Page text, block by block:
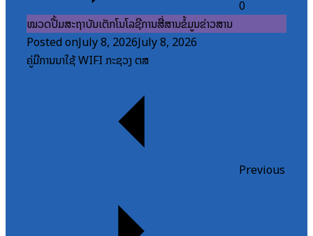
0
ໝວດປື້ມສະຖາບັນເຕັກໂນໂລຊີການສື່ສານຂໍ້ມູນຂ່າວສານ
Posted onJuly 8, 2026July 8, 2026
ຄູ່ມືການນຳໃຊ້ WIFI ກະຊວງ ຕສ
Previous